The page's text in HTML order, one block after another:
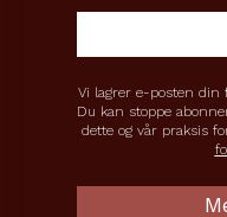
Vi lagrer e-posten din
Du kan stoppe
dette og vår praksis